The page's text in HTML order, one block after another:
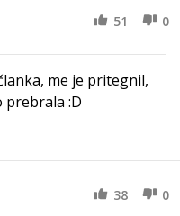
51 0
me je pritegnil,
prebrala :D
38 0